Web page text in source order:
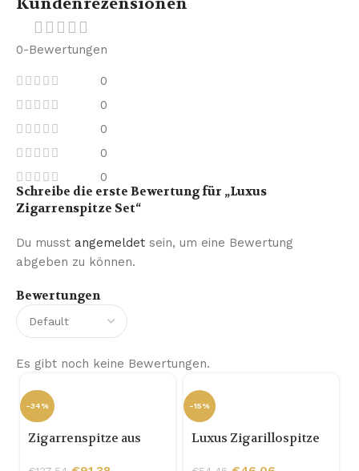
0-Bewertungen
0
0
0
0
0
Bewertungen
Es gibt noch keine Bewertungen.
Schreibe die erste Bewertung für „Luxus
Zigarrenspitze Set“
Du musst angemeldet sein, um eine Bewertung
abgeben zu können.
-34%
Zigarrenspitze aus
-15%
Luxus Zigarillospitze